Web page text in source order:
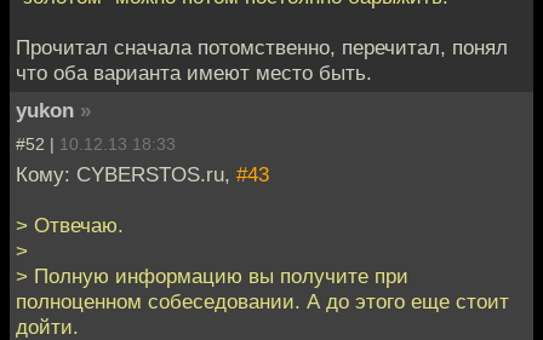
Прочитал сначала потомственно, перечитал, понял
что оба варианта имеют место быть.
yukon »
#52 | 10.12.13 18:33
Кому: CYBERSTOS.ru, #43
> Отвечаю.
>
> Полную информацию вы получите при
полноценном собеседовании. А до этого еще стоит
дойти.